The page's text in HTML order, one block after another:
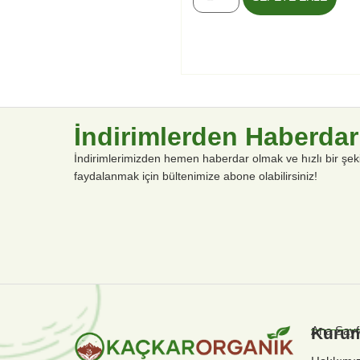
İndirimlerden
İndirimlerimizden hemen haberdar olmak ve hızlı bir
faydalanmak için bültenimize abone olabilirsiniz!
Ana